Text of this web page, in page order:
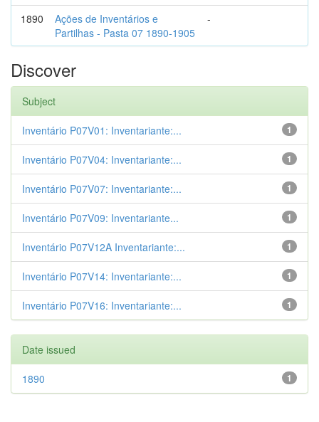
1890
Ações de Inventários e
Partilhas - Pasta 07 1890-1905
-
Discover
Subject
1
Inventário P07V01: Inventariante:...
1
Inventário P07V04: Inventariante:...
1
Inventário P07V07: Inventariante:...
1
Inventário P07V09: Inventariante...
1
Inventário P07V12A Inventariante:...
1
Inventário P07V14: Inventariante:...
1
Inventário P07V16: Inventariante:...
Date issued
1
1890